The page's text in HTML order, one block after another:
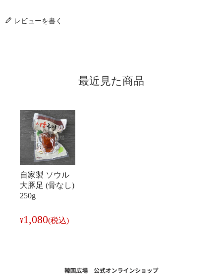
レビューを書く
最近見た商品
自家製 ソウル
大豚足 (骨なし)
250g
¥1,080(税込)